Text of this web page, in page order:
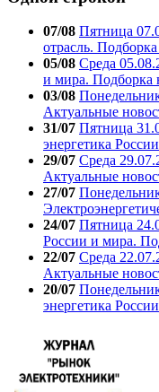
07/08 Пятница
отрасль.
05/08 Среда
и мира. Подборка
03/08
Актуальные
31/07 Пятница
энергетика
29/07 Среда
Актуальные
27/07
24/07 Пятница
России и мира.
22/07 Среда
Актуальные
20/07
энергетика